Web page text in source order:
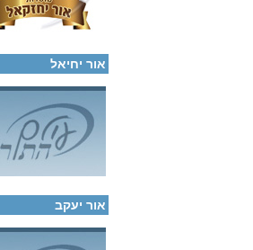
קטגוריות:
ישיבות-ישיבה קטנה
כוללים-כולל יום שלם
אור יחיאל
קטגוריות:
אור יעקב